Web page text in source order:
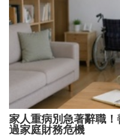
家人重病別急著辭職
過家庭財務危機